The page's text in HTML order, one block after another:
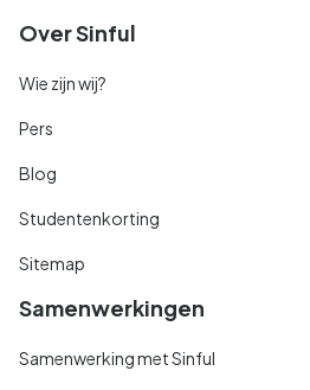
Over Sinful
Wie zijn wij?
Pers
Blog
Studentenkorting
Sitemap
Samenwerkingen
Samenwerking met Sinful